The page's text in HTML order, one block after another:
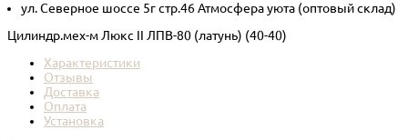
ул. Северное шоссе 5г стр.46 Атмосфера уюта (оптовый склад)
Цилиндр.мех-м Люкс II ЛПВ-80 (латунь) (40-40)
Характеристики
Отзывы
Доставка
Оплата
Установка